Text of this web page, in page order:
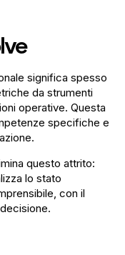
significa spesso
da strumenti
operative. Questa
specifiche e
questo attrito:
lo stato
con il